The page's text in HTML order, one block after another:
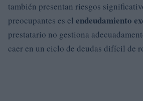
también presentan riesgos
preocupantes es el endeudamiento
prestatario no gestiona
caer en un ciclo de deudas difícil de